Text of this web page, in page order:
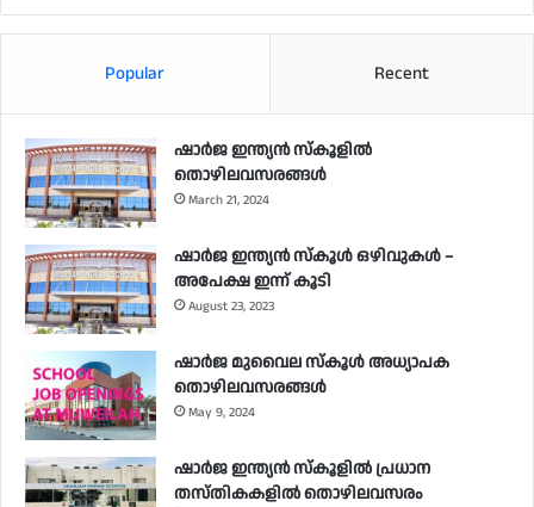
Popular Recent
ഷാർജ ഇന്ത്യൻ സ്കൂളിൽ
തൊഴിലവസരങ്ങൾ
March 21, 2024
ഷാർജ ഇന്ത്യൻ സ്‌കൂൾ ഒഴിവുകൾ –
അപേക്ഷ ഇന്ന് കൂടി
August 23, 2023
ഷാർജ മുവൈല സ്‌കൂൾ അധ്യാപക
തൊഴിലവസരങ്ങൾ
May 9, 2024
ഷാർജ ഇന്ത്യൻ സ്‌കൂളിൽ പ്രധാന
തസ്തികകളിൽ തൊഴിലവസരം